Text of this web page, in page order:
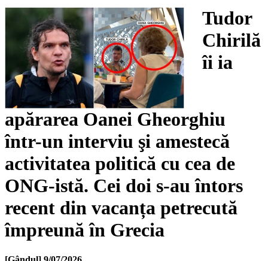
Tudor
Chirilă
îi ia
apărarea Oanei Gheorghiu
într-un interviu şi amestecă
activitatea politică cu cea de
ONG-istă. Cei doi s-au întors
recent din vacanța petrecută
împreună în Grecia